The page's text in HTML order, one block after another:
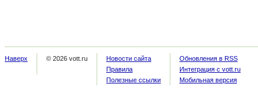
Наверх © 2026 vott.ru
Новости сайта
Правила
Полезные ссылки
Обновления в RSS
Интеграция с vott.ru
Мобильная версия